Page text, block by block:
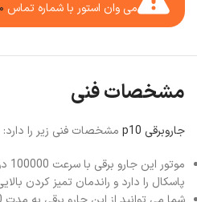
می وان استور با شماره تماس
مشخصات فنی
جاروبرقی p10
مشخصات فنی زیر را دارد:
پاسکال را دارد و راندمان تمیز کردن